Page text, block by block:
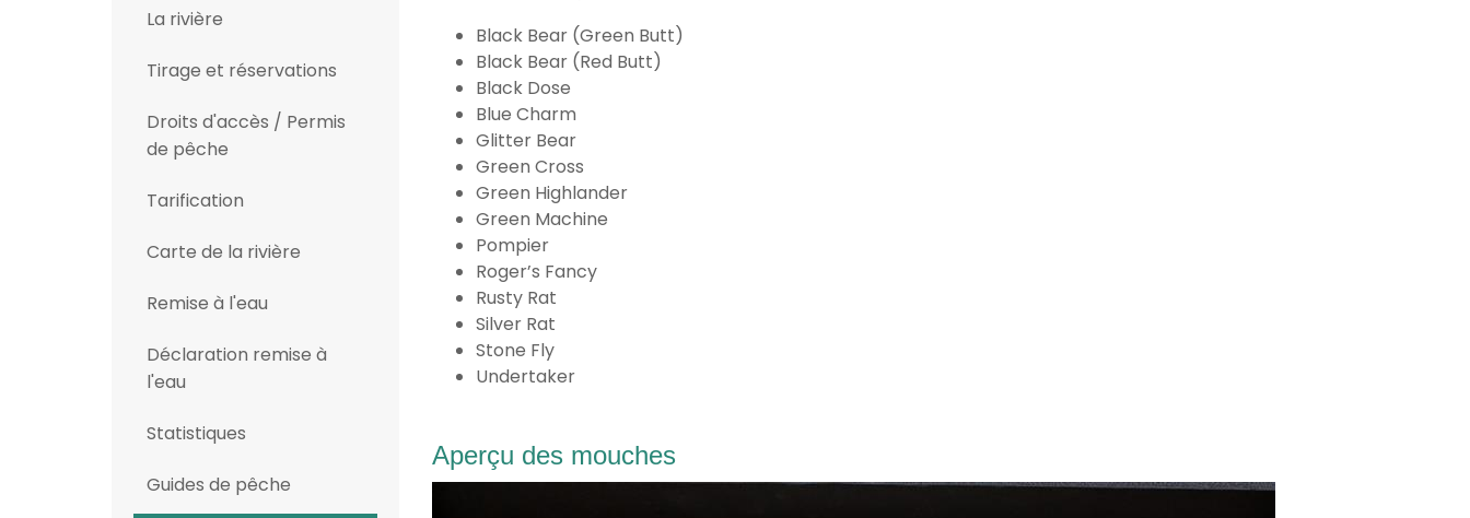
La rivière
Tirage et réservations
Droits d'accès / Permis
de pêche
Tarification
Carte de la rivière
Remise à l'eau
Déclaration remise à
l'eau
Statistiques
Guides de pêche
Black Bear (Green Butt)
Black Bear (Red Butt)
Black Dose
Blue Charm
Glitter Bear
Green Cross
Green Highlander
Green Machine
Pompier
Roger’s Fancy
Rusty Rat
Silver Rat
Stone Fly
Undertaker
Aperçu des mouches